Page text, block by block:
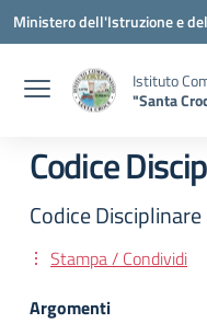
Vai ai contenuti
Vai al menu di navigazione
Vai al footer
Ministero dell'Istruzione e
Istituto
"Santa
Codice
Codice Disciplinare
Stampa / Condividi
Argomenti